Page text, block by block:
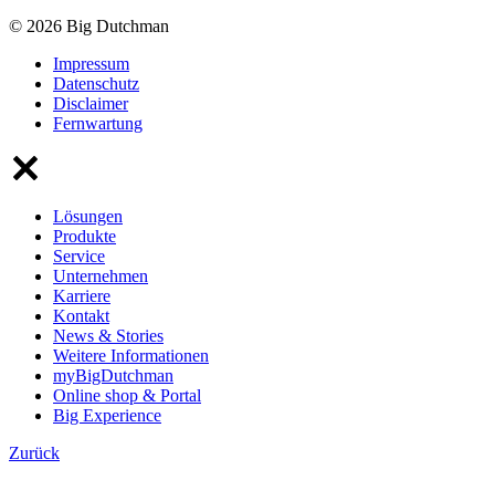
© 2026 Big Dutchman
Impressum
Datenschutz
Disclaimer
Fernwartung
Lösungen
Produkte
Service
Unternehmen
Karriere
Kontakt
News & Stories
Weitere Informationen
myBigDutchman
Online shop & Portal
Big Experience
Zurück